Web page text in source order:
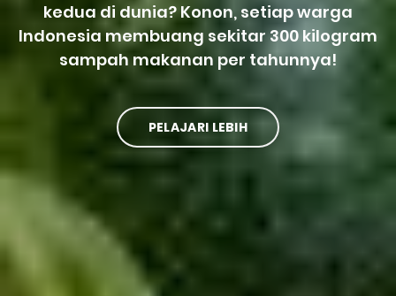
kedua di dunia? Konon, setiap warga
Indonesia membuang sekitar 300 kilogram
sampah makanan per tahunnya!
PELAJARI LEBIH